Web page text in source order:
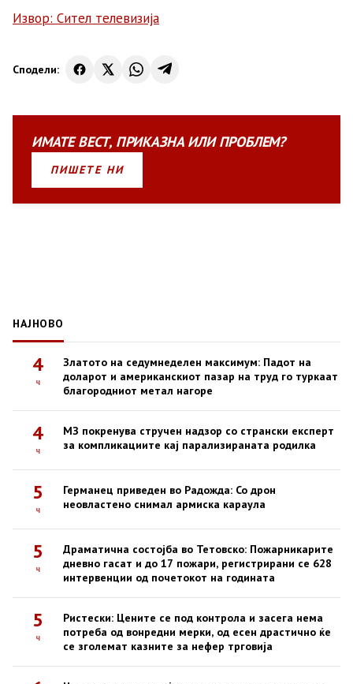
Извор: Сител телевизија
Сподели:
ИМАТЕВЕСТ, ПРИКАЗНАИЛИПРОБЛЕМ?
ПИШЕТЕ НИ
НАЈНОВО
4
ч
Златото на седумнеделен максимум: Падот на
доларот и американскиот пазар на труд го туркаат
благородниот метал нагоре
4
ч
МЗ покренува стручен надзор со странски експерт
за компликациите кај парализираната родилка
5
ч
Германец приведен во Радожда: Со дрон
неовластено снимал армиска караула
5
ч
Драматична состојба во Тетовско: Пожарникарите
дневно гасат и до 17 пожари, регистрирани се 628
интервенции од почетокот на годината
5
ч
Ристески: Цените се под контрола и засега нема
потреба од вонредни мерки, од есен драстично ќе
се зголемат казните за нефер трговија